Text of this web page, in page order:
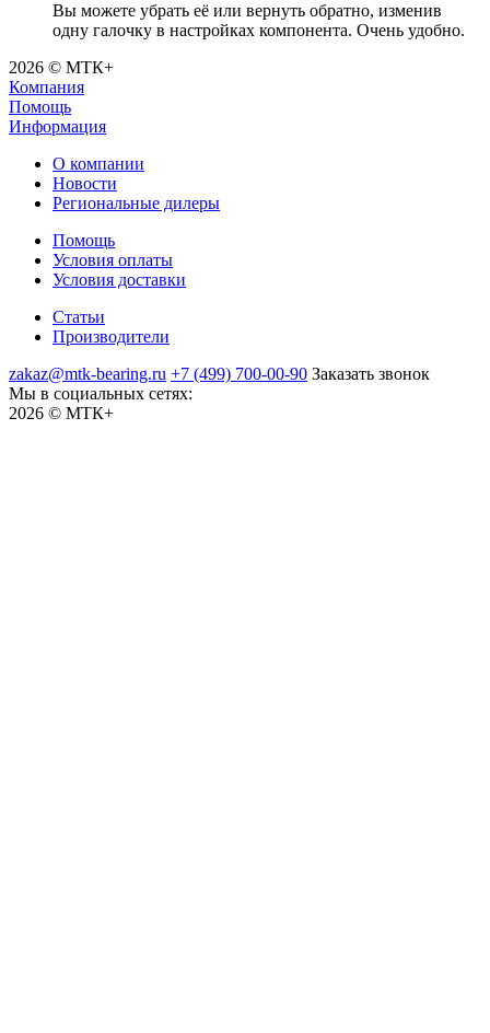
Вы можете убрать её или вернуть обратно, изменив
одну галочку в настройках компонента. Очень удобно.
2026 © МТК+
Компания
Помощь
Информация
О компании
Новости
Региональные дилеры
Помощь
Условия оплаты
Условия доставки
Статьи
Производители
zakaz@mtk-bearing.ru +7 (499) 700-00-90 Заказать звонок
Мы в социальных сетях:
2026 © МТК+